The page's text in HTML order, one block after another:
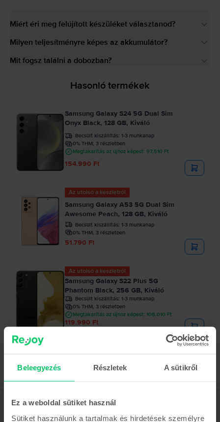
Beleegyezés Részletek A sütikről
Ez a weboldal sütiket használ
Sütiket használunk a tartalmak és hirdetések személyre
Miért éri meg felújított készüléket választanod?
Milyen teljesítményre képes az akkumulátor?
Mit fogsz találni a dobozban?
Hasonló termékek
Samsung Galaxy S24 5G Dual Sim
Onyx Black, 128 GB, Kiváló
Becsült kiszállítás: 1-3 munkanap
0% THM, 3 részletben
Megtakarítás az újhoz képest: 97.510 Ft
154.990 Ft
Az utolsó a készletről
Samsung Galaxy A53 5G Dual Sim
Awesome Peach, 128 GB, Kiváló
Becsült kiszállítás: 1-3 munkanap
0% THM, 3 részletben
51.790 Ft
Az utolsó a készletről
Samsung Galaxy S22 Plus 5G
Phantom Black, 256 GB, Kiváló
Becsült kiszállítás: 1-3 munkanap
0% THM, 3 részletben
Megtakarítás az újhoz képest: 108.010 Ft
119.990 Ft